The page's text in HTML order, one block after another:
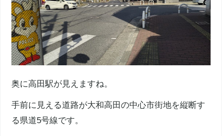
奥に高田駅が見えますね。
手前に見える道路が大和高田の中心市街地を縦断す
る県道5号線です。